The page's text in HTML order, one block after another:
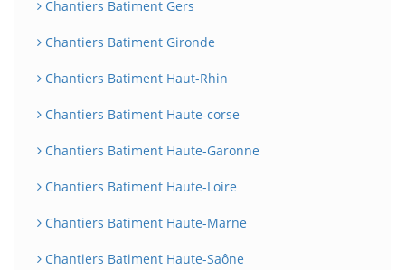
Chantiers Batiment Gers
Chantiers Batiment Gironde
Chantiers Batiment Haut-Rhin
Chantiers Batiment Haute-corse
Chantiers Batiment Haute-Garonne
Chantiers Batiment Haute-Loire
Chantiers Batiment Haute-Marne
Chantiers Batiment Haute-Saône